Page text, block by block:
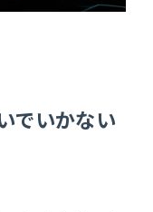
でいかない